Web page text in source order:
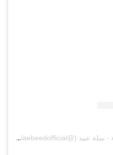
A post shared by Nabila Ebeed - نبيلة عبيد (@nabilaebeedofficial)